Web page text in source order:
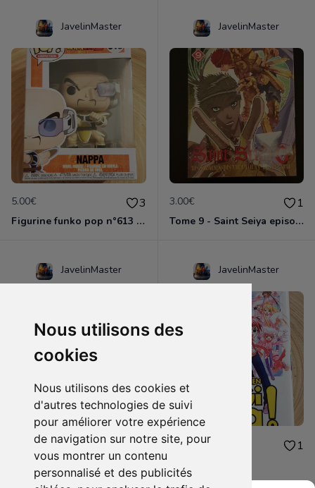
Nous utilisons des
cookies
Nous utilisons des cookies et
d'autres technologies de suivi
pour améliorer votre expérience
de navigation sur notre site, pour
vous montrer un contenu
personnalisé et des publicités
JavelinMaster
5.00€ 3
Figurine funko pop n°613 - Dragon ball z - Nappa
JavelinMaster
3.00€ 1
Tome 9 - Saint Seiya episode G
JavelinMaster
2.00€ 1
Negi ma tome 9
JavelinMaster
2.00€ 1